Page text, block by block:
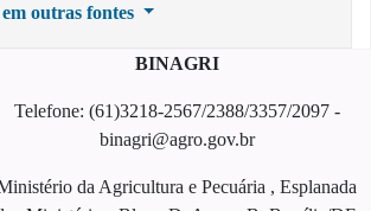
outras fontes
BINAGRI
Telefone: (61)3218-2567/2388/3357/2097 -
binagri@agro.gov.br
da Agricultura e Pecuária , Esplanada